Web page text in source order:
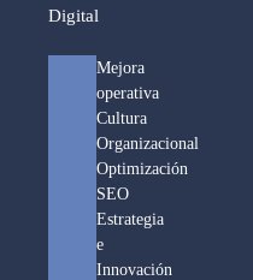
Digital
Mejora
operativa
Cultura
Organizacional
Optimización
SEO
Estrategia
e
Innovación